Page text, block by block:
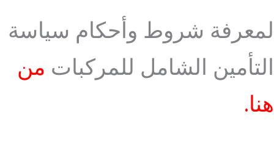
لمعرفة شروط وأحكام سياسة
التأمين الشامل للمركبات من
هنا.